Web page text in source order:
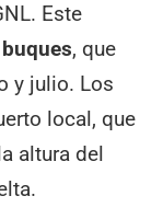
Este
, que
y julio. Los
local, que
altura del